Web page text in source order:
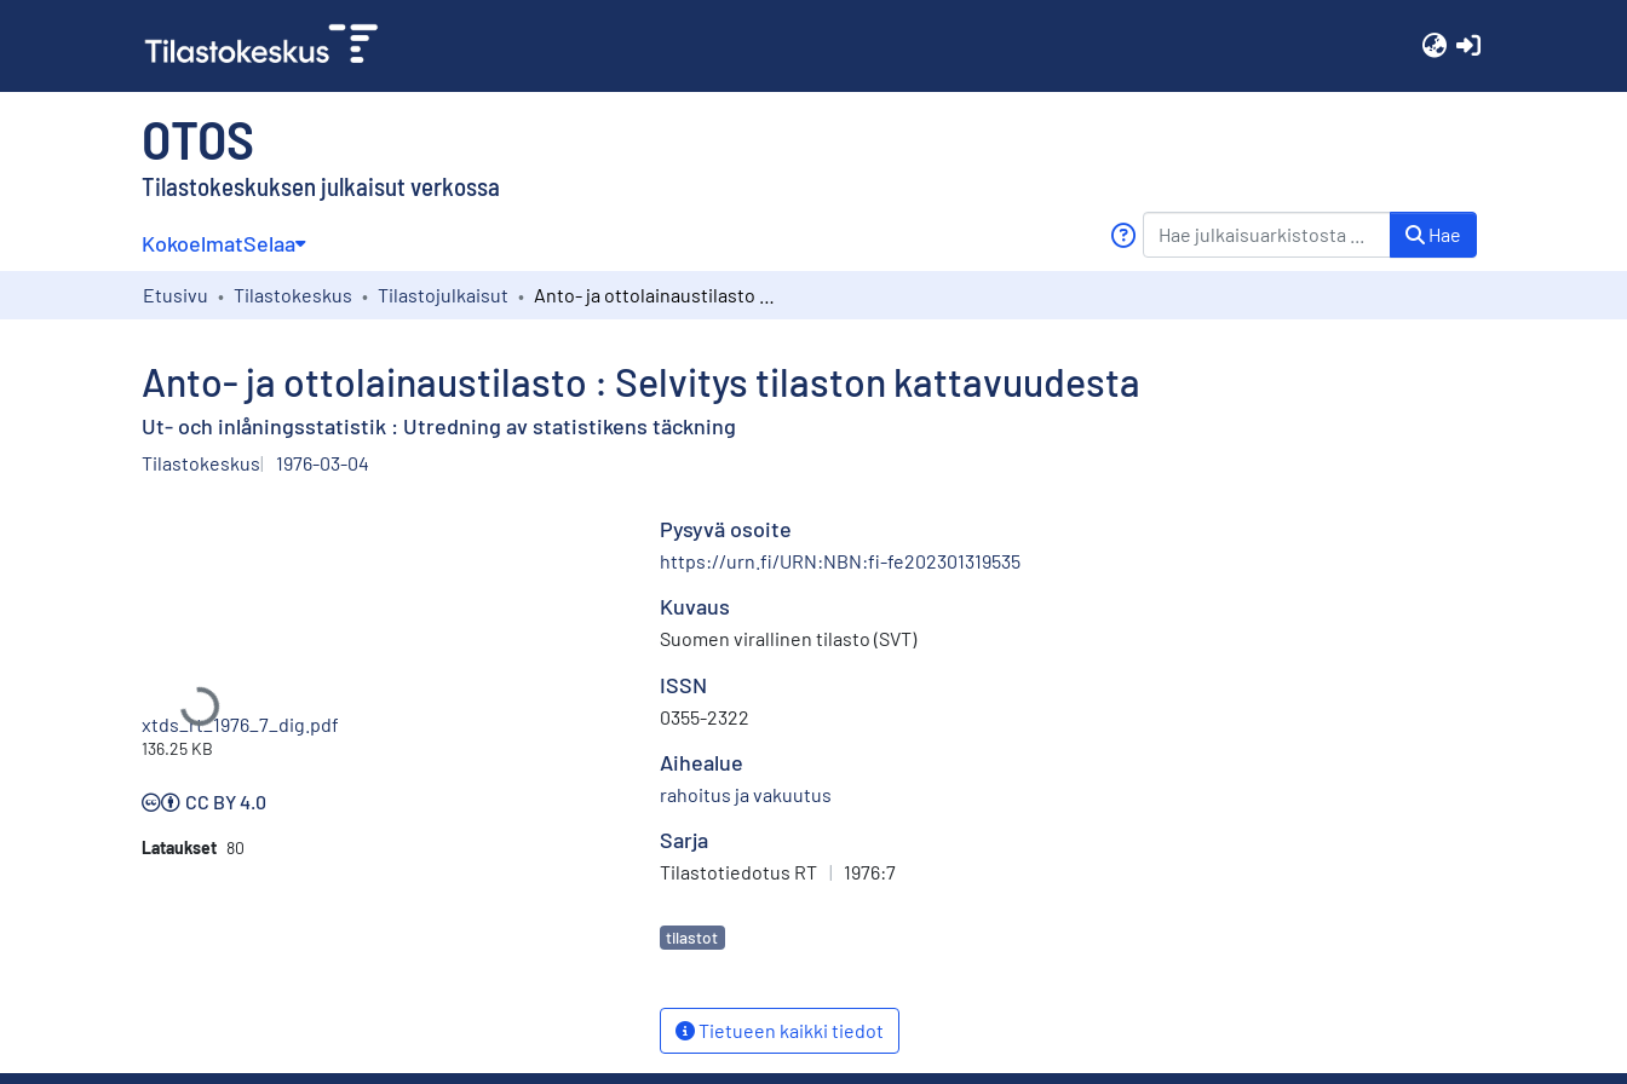
OTOS
Tilastokeskuksen julkaisut verkossa
KokoelmatSelaa Hae
Etusivu Tilastokeskus Tilastojulkaisut
Anto- ja ottolainaustilasto : Selvitys tilaston kattavuudesta
Ut- och inlåningsstatistik : Utredning av statistikens täckning
Tilastokeskus 1976-03-04
Ladataan...
xtds_rt_1976_7_dig.pdf
136.25 KB
CC BY 4.0
Lataukset 80
Pysyvä osoite
https://urn.fi/URN:NBN:fi-fe202301319535
Kuvaus
Suomen virallinen tilasto (SVT)
ISSN
0355-2322
Aihealue
rahoitus ja vakuutus
Sarja
Tilastotiedotus RT | 1976:7
Avainsanat
tilastot
Tietueen kaikki tiedot